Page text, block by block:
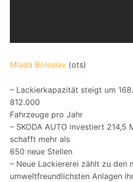
Mladá Boleslav (ots)
– Lackierkapazität steigt um
812.000
Fahrzeuge pro Jahr
– SKODA AUTO investiert 214,5
schafft mehr als
650 neue Stellen
– Neue Lackiererei zählt zu den
umweltfreundlichsten Anlagen